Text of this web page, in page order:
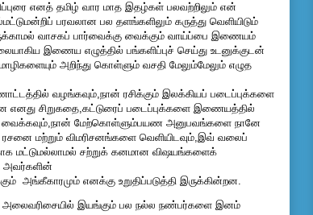
எனத் தமிழ் வார மாத இதழ்கள் பலவற்றிலும் என்
பரவலான பல தளங்களிலும் கருத்து வெளியிடும்
வாசகப் பார்வைக்கு வைக்கும் வாய்ப்பை இணையம்
இணைய எழுத்தில் பங்களிப்புச் செய்து உடனுக்குடன்
அறிந்து கொள்ளும் வசதி மேலும்மேலும் எழுத
வழங்கவும்,நான் ரசிக்கும் இலக்கியப் படைப்புக்களை
எனது சிறுகதை,கட்டுரைப் படைப்புக்களை இணையத்தில்
வைக்கவும்,நான் மேற்கொள்ளும்பயண அனுபவங்களை நானே
ரசனை மற்றும் விமரிசனங்களை வெளியிடவும்,இவ் வலைப்
மட்டுமல்லாமல் சற்றுக் கனமான விஷயங்களைக்
அவர்களின்
அங்கீகாரமும் எனக்கு உறுதிப்படுத்தி இருக்கின்றன.
அலைவரிசையில் இயங்கும் பல நல்ல நண்பர்களை இனம்